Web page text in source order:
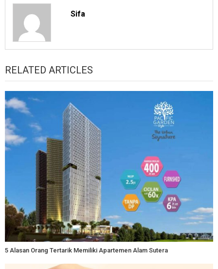
Sifa
RELATED ARTICLES
5 Alasan Orang Tertarik Memiliki Apartemen Alam Sutera